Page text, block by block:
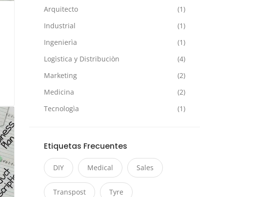
Arquitecto
(1)
Industrial
(1)
Ingenierìa
(1)
Logìstica y Distribuciòn
(4)
Marketing
(2)
Medicina
(2)
Tecnologìa
(1)
Etiquetas Frecuentes
DIY Medical Sales
Transpost Tyre